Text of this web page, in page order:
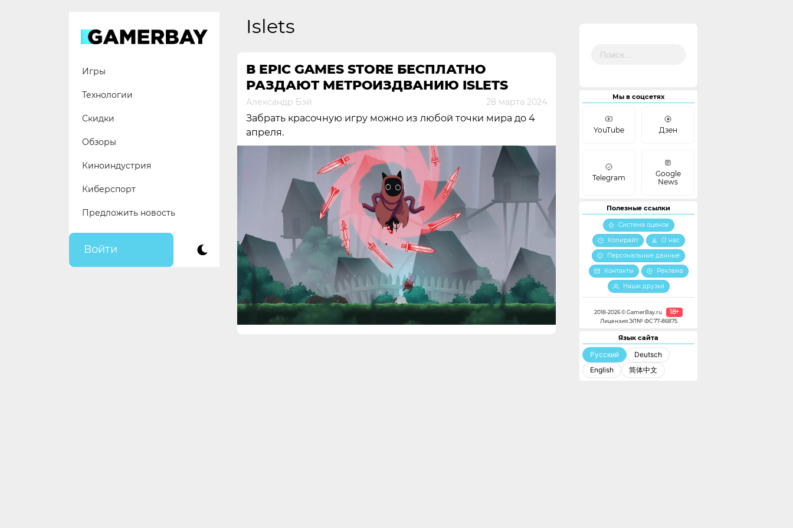
Игры
Технологии
Скидки
Обзоры
Киноиндустрия
Киберспорт
Предложить новость
Войти
Islets
В EPIC GAMES STORE БЕСПЛАТНО
РАЗДАЮТ МЕТРОИЗДВАНИЮ ISLETS
Александр Бэй 28 марта 2024
Забрать красочную игру можно из любой точки мира до 4
апреля.
Мы в соцсетях
YouTube Дзен
Telegram
Google
News
Полезные ссылки
Система оценок
Копирайт
О нас
Персональные данные
Контакты
Реклама
Наши друзья
2018-2026 © GamerBay.ru 18+
Лицензия ЭЛ№ ФС 77-86875
Язык сайта
Русский
Deutsch
English
简体中文